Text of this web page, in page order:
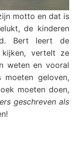
motto en dat is
de kinderen
Bert leert de
kijken, vertelt ze
weten en vooral
geloven,
moeten doen,
geschreven als